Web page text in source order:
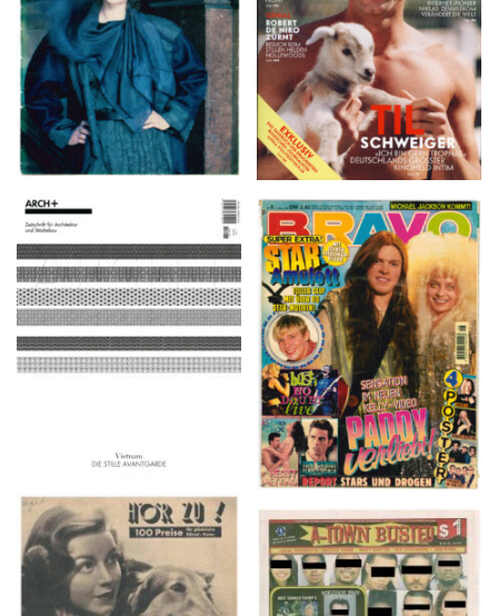
ARCH+ Nr. 226, Herbst
2016
BRAVO – Nr. 8, 13. Febr.
1997
HÖR ZU! – 1949,
NUMMER 10, Woche
vom 27. Februar bis 05.
A-TOWN BUSTED –
8/15/16–9/1/16